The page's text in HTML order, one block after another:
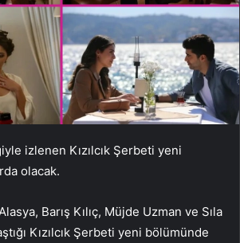
izlenen Kızılcık Şerbeti yeni
olacak.
Barış Kılıç, Müjde Uzman ve Sıla
Kızılcık Şerbeti yeni bölümünde